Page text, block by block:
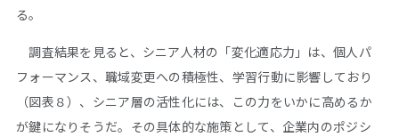
る。
調査結果を見ると、シニア人材の「変化適応力」は、個人パ
フォーマンス、職域変更への積極性、学習行動に影響しており
（図表８）、シニア層の活性化には、この力をいかに高めるか
が鍵になりそうだ。その具体的な施策として、企業内のポジシ